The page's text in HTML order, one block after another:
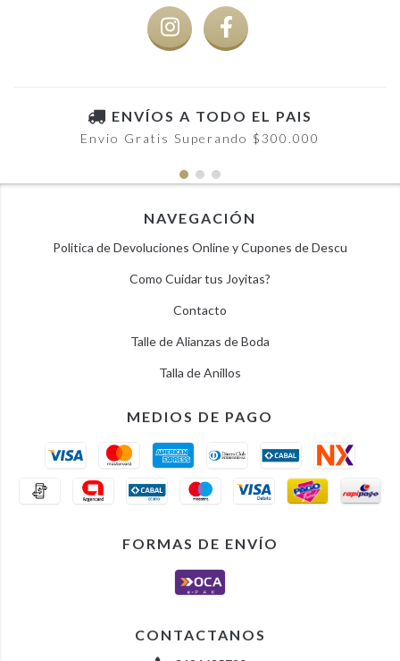
ENVÍOS A TODO EL PAIS
Envio Gratis Superando $300.000
NAVEGACIÓN
Politica de Devoluciones Online y Cupones de Descu
Como Cuidar tus Joyitas?
Contacto
Talle de Alianzas de Boda
Talla de Anillos
MEDIOS DE PAGO
FORMAS DE ENVÍO
CONTACTANOS